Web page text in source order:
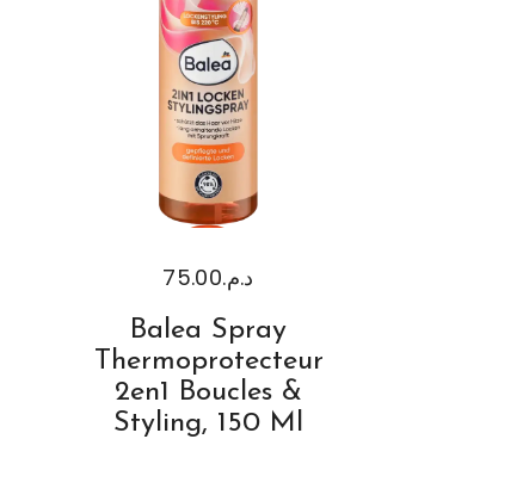
د.م.75.00
Balea Spray
Thermoprotecteur
2en1 Boucles &
Styling, 150 Ml